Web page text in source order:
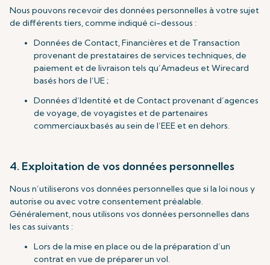
Nous pouvons recevoir des données personnelles à votre sujet
de différents tiers, comme indiqué ci-dessous :
Données de Contact, Financières et de Transaction
provenant de prestataires de services techniques, de
paiement et de livraison tels qu’Amadeus et Wirecard
basés hors de l’UE ;
Données d’Identité et de Contact provenant d’agences
de voyage, de voyagistes et de partenaires
commerciaux basés au sein de l’EEE et en dehors.
4. Exploitation de vos données personnelles
Nous n’utiliserons vos données personnelles que si la loi nous y
autorise ou avec votre consentement préalable.
Généralement, nous utilisons vos données personnelles dans
les cas suivants :
Lors de la mise en place ou de la préparation d’un
contrat en vue de préparer un vol.